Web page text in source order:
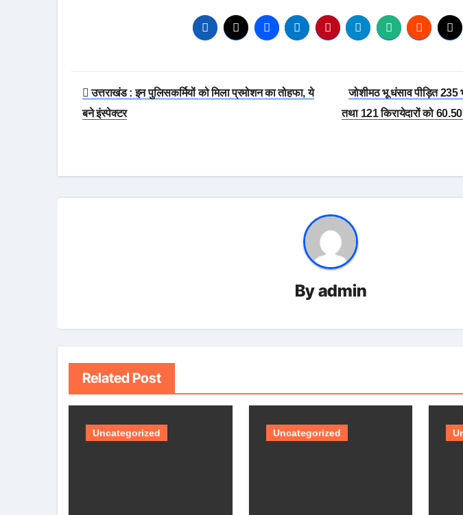
Post
navigation
उत्तराखंड : इन पुलिसकर्मियों को मिला प्रमोशन का तोहफा, ये
बने इंस्पेक्टर
जोशीमठ भू धंसाव पीड़ित
तथा 121 किरायेदारों को
Byadmin
Related Post
Uncategorized Uncategorized